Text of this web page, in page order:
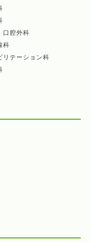
口腔外科
科
リテーション科